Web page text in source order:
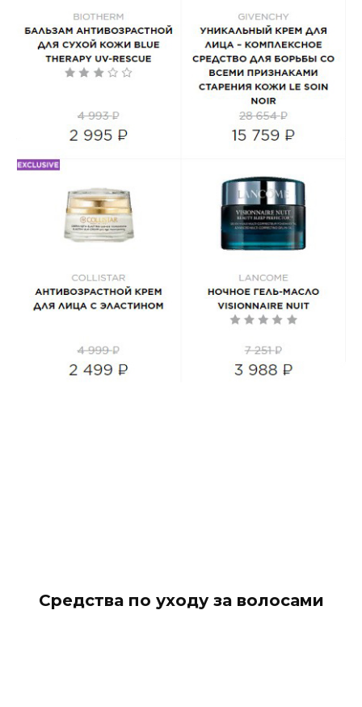
Средства по уходу за волосами